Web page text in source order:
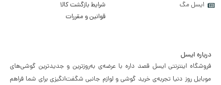
ایسل مگ
شرایط بازگشت کالا
قوانین و مقررات
درباره ایسل
فروشگاه اینترنتی ایسل قصد داره با عرضه‌ی به‌روزترین و جدیدترین گوشی‌های
موبایل روز دنیا تجربه‌ی خرید گوشی و لوازم جانبی شگفت‌انگیزی برای شما فراهم